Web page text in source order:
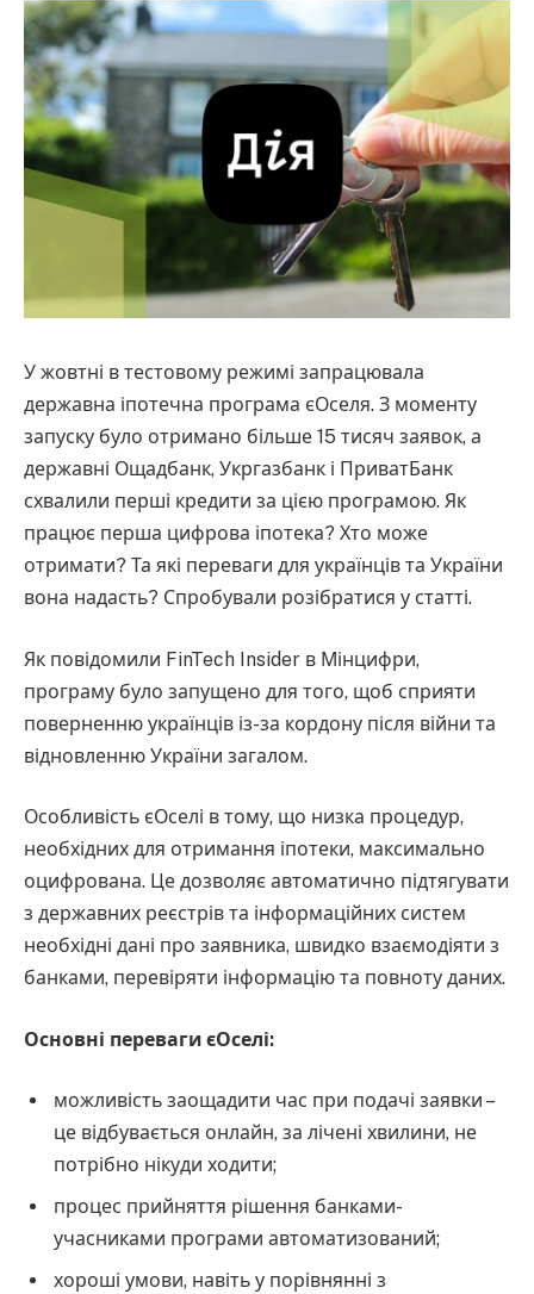
У жовтні в тестовому режимі запрацювала
державна іпотечна програма єОселя. З моменту
запуску було отримано більше 15 тисяч заявок, а
державні Ощадбанк, Укргазбанк і ПриватБанк
схвалили перші кредити за цією програмою. Як
працює перша цифрова іпотека? Хто може
отримати? Та які переваги для українців та України
вона надасть? Спробували розібратися у статті.
Як повідомили FinTech Insider в Мінцифри,
програму було запущено для того, щоб сприяти
поверненню українців із-за кордону після війни та
відновленню України загалом.
Особливість єОселі в тому, що низка процедур,
необхідних для отримання іпотеки, максимально
оцифрована. Це дозволяє автоматично підтягувати
з державних реєстрів та інформаційних систем
необхідні дані про заявника, швидко взаємодіяти з
банками, перевіряти інформацію та повноту даних.
Основні переваги єОселі:
можливість заощадити час при подачі заявки –
це відбувається онлайн, за лічені хвилини, не
потрібно нікуди ходити;
процес прийняття рішення банками-
учасниками програми автоматизований;
хороші умови, навіть у порівнянні з